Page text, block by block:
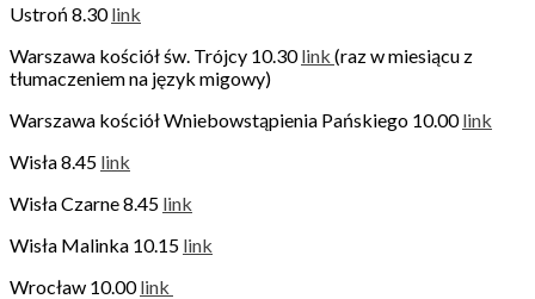
Ustroń 8.30link
Warszawa kościół św. Trójcy 10.30link (raz w miesiącu z
tłumaczeniem na język migowy)
Warszawa kościół Wniebowstąpienia Pańskiego 10.00link
Wisła 8.45 link
Wisła Czarne 8.45 link
Wisła Malinka 10.15 link
Wrocław 10.00link